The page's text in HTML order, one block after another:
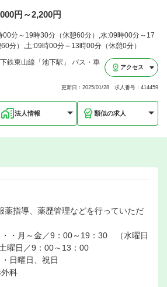
円～2,200円
00分～19時30分（休憩60分）,水:09時00分～17
分）,土:09時00分～13時00分（休憩0分）
鉄東山線「池下駅」 バス・車
アクセス
更新日：2025/01/28 求人番号：414459
法人情報 類似の求人
薬指導、薬歴管理などを行っていただ
・月～金／9：00～19：30 （水曜日
曜日／9：00～13：00
日曜日、祝日
科